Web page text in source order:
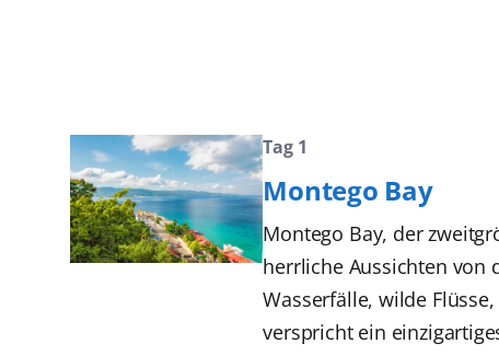
Tag 1
Montego Bay
Montego Bay, der
herrliche Aussichten von
Wasserfälle, wilde
verspricht ein